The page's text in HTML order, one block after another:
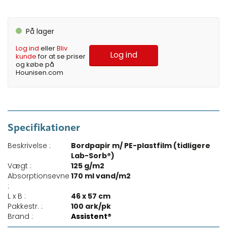
På lager
Log ind ellerBliv
kundefor at se priser
og købe på
Hounisen.com
Log ind
Specifikationer
Beskrivelse :
Bordpapir m/ PE-plastfilm (tidligere
Lab-Sorb®)
Vægt :
125 g/m2
Absorptionsevne
:
170 ml vand/m2
L x B :
46 x 57 cm
Pakkestr. :
100 ark/pk
Brand :
Assistent®